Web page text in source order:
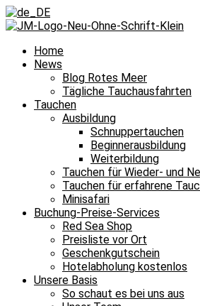
Home
News
Blog Rotes Meer
Tägliche Tauchausfahrten
Tauchen
Ausbildung
Schnuppertauchen
Beginnerausbildung
Weiterbildung
Tauchen für Wieder- und
Tauchen für erfahrene
Minisafari
Buchung-Preise-Services
Red Sea Shop
Preisliste vor Ort
Geschenkgutschein
Hotelabholung kostenlos
Unsere Basis
So schaut es bei uns aus
lieber
Nacht?
tauche